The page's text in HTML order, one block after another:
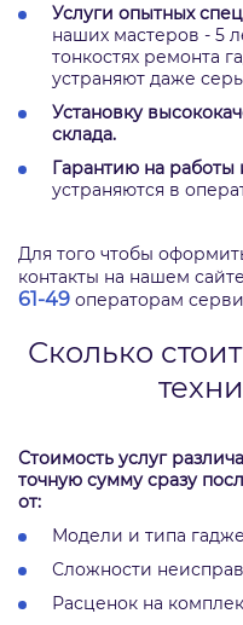
Услуги опытных
наших мастеров - 5
тонкостях ремонта
устраняют даже
Установку
склада.
Гарантию на работы
устраняются в
Для того чтобы
контакты на нашем
61-49 операторам
Сколько
Стоимость услуг
точную сумму сразу
от:
Модели и типа
Сложности
Расценок на